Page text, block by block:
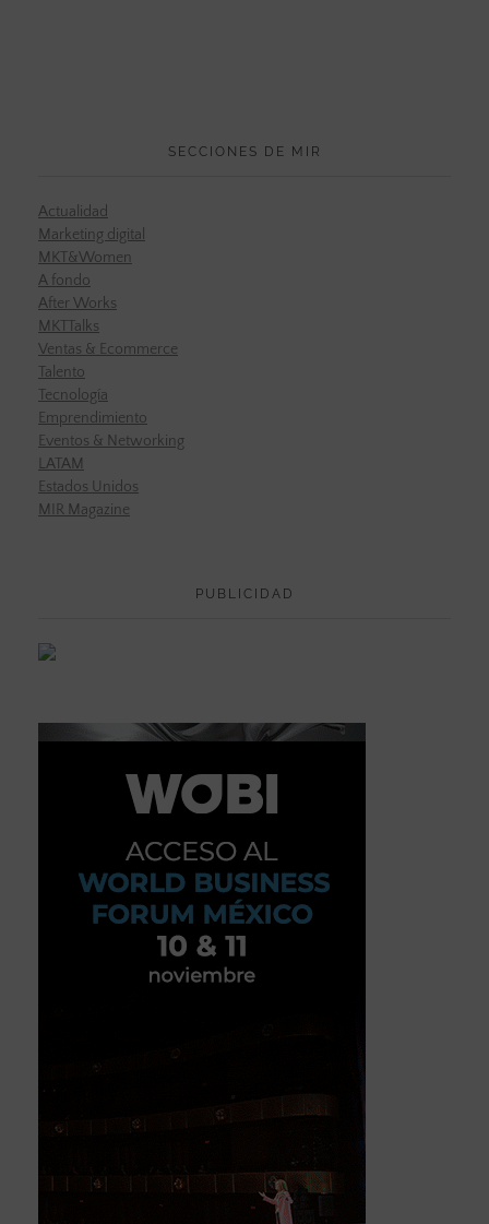
SECCIONES DE MIR
Actualidad
Marketing digital
MKT&Women
A fondo
After Works
MKTTalks
Ventas & Ecommerce
Talento
Tecnología
Emprendimiento
Eventos & Networking
LATAM
Estados Unidos
MIR Magazine
PUBLICIDAD